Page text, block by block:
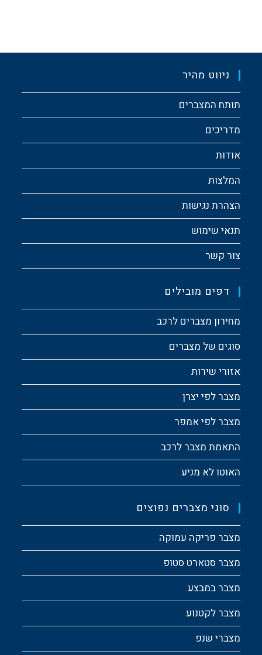
ניווט מהיר
תותח המצברים
מדריכים
אודות
המלצות
הצהרת נגישות
תנאי שימוש
צור קשר
דפים מובילים
מחירון מצברים לרכב
סוגים של מצברים
אזורי שירות
מצבר לפי יצרן
מצבר לפי אמפר
התאמת מצבר לרכב
האוטו לא מניע
סוגי מצברים נפוצים
מצבר פריקה עמוקה
מצבר סטארט סטופ
מצבר במבצע
מצבר לקטנוע
מצברי שנפ